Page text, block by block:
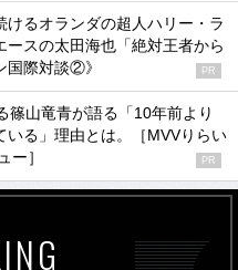
けるオランダの超人ハリー・ラ
ースの太田海也「絶対王者から
国際対談②》
PR
篠山竜青が語る「10年前より
いる」理由とは。［MVVりらい
ー］
PR